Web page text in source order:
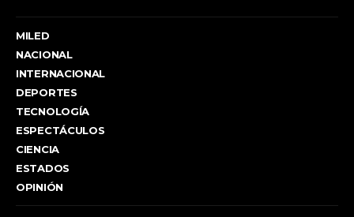
MILED
NACIONAL
INTERNACIONAL
DEPORTES
TECNOLOGÍA
ESPECTÁCULOS
CIENCIA
ESTADOS
OPINIÓN